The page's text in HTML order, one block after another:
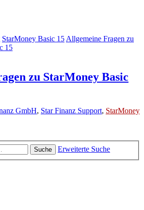
StarMoney Basic 15Allgemeine Fragen zu
15
zu StarMoney Basic
GmbH, Star Finanz Support, StarMoney
Suche
Erweiterte Suche